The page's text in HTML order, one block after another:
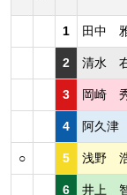
1 田中
2 清水
3 岡崎
4 阿久
○ 5 浅野
6 井上